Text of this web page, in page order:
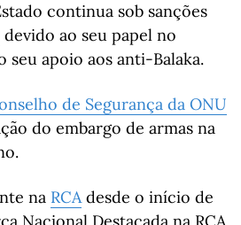
continua sob sanções
devido ao seu papel no
apoio aos anti-Balaka.
de Segurança da ONU
do embargo de armas na
na RCAdesde o início de